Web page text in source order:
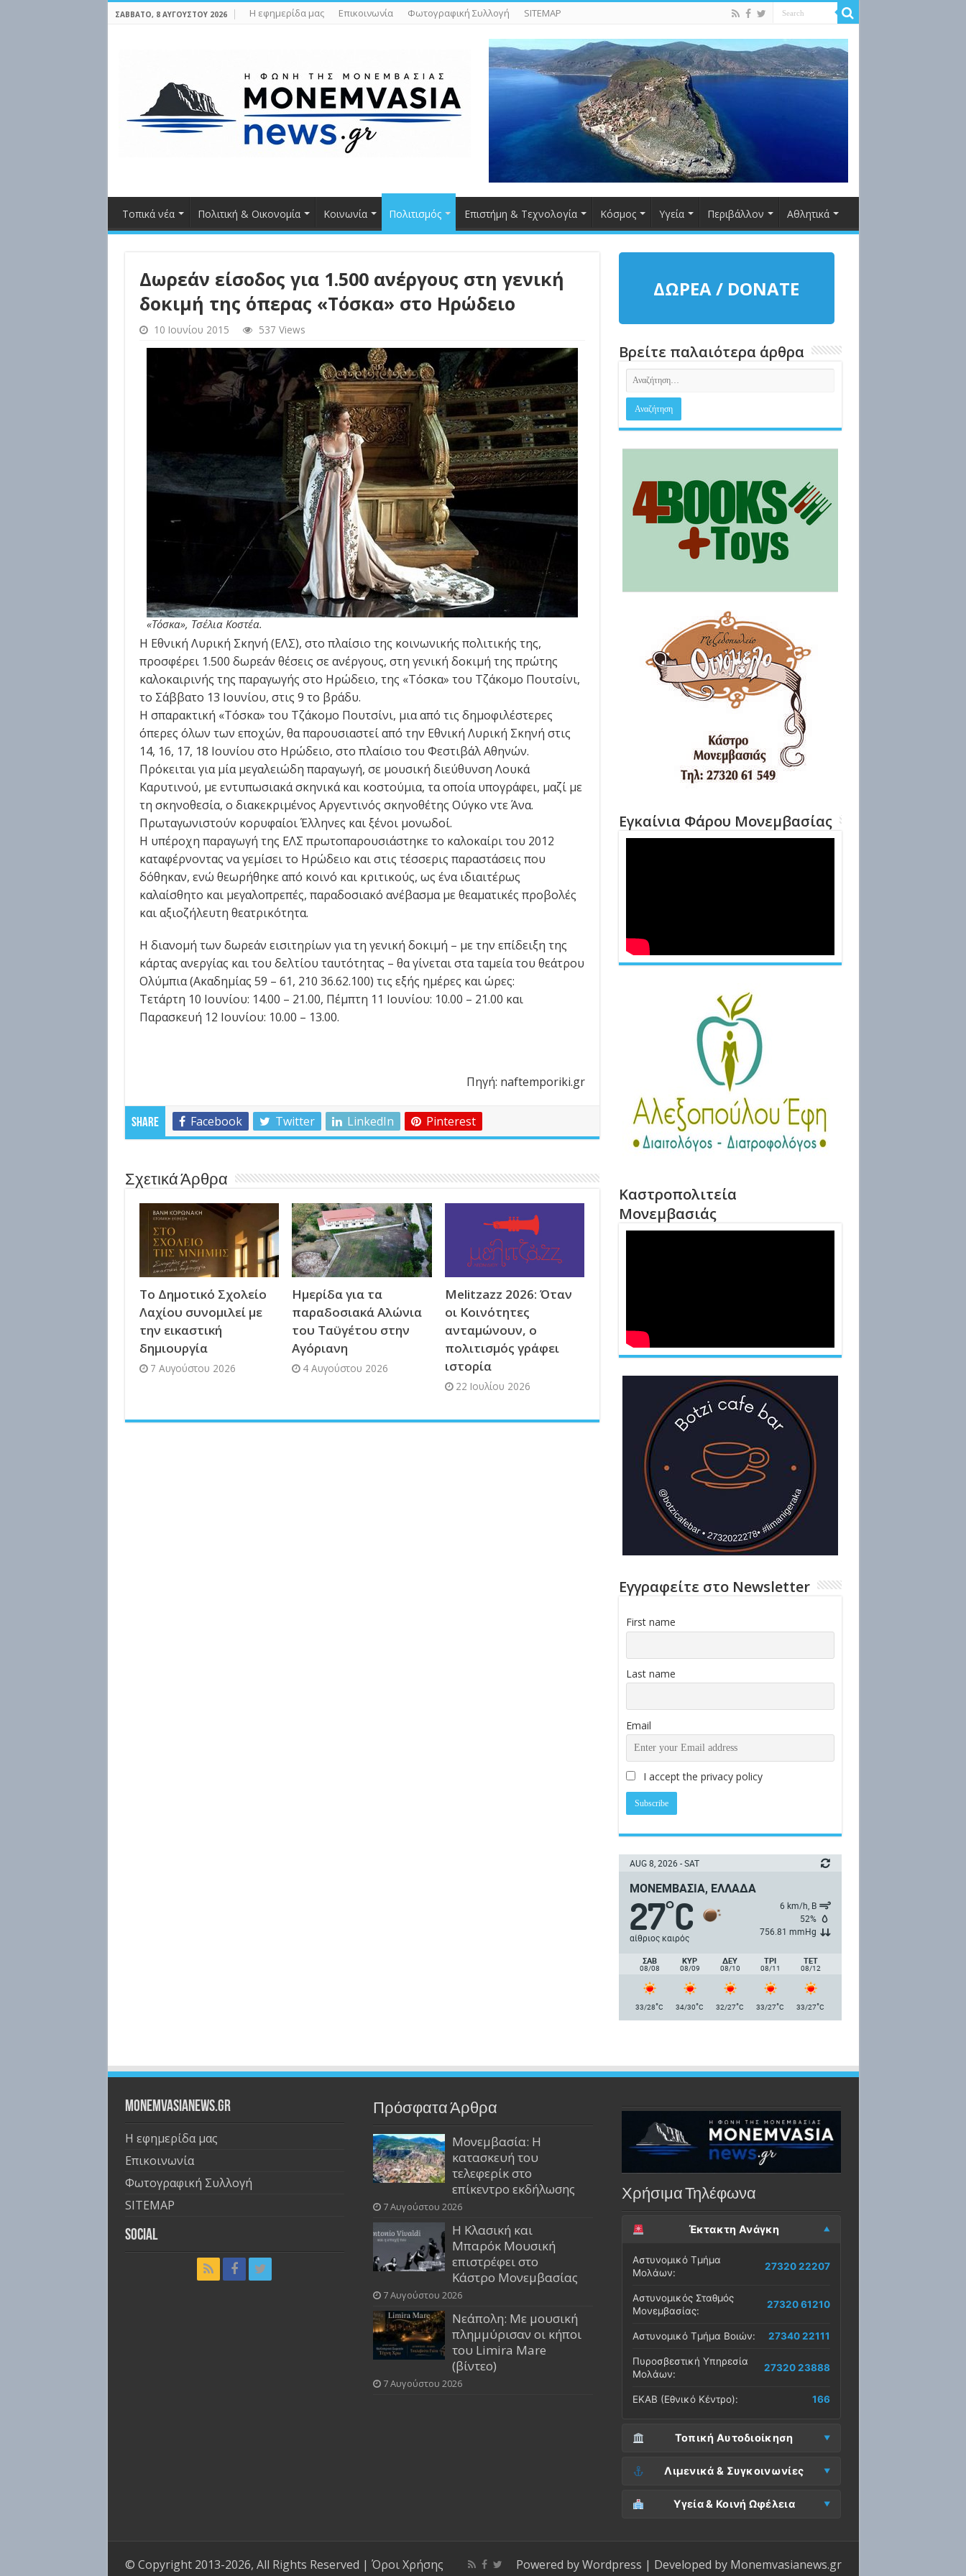
ΣΆΒΒΑΤΟ, 8 ΑΥΓΟΎΣΤΟΥ 2026 Η εφημερίδα μας Επικοινωνία Φωτογραφική Συλλογή SITEMAP
Τοπικά νέα Πολιτική & Οικονομία Κοινωνία Πολιτισμός Επιστήμη & Τεχνολογία Κόσμος Υγεία Περιβάλλον Αθλητικά
Δωρεάν είσοδος για 1.500 ανέργους στη γενική
δοκιμή της όπερας «Τόσκα» στο Ηρώδειο
10 Ιουνίου 2015 537 Views
«Τόσκα», Τσέλια Κοστέα.
H Εθνική Λυρική Σκηνή (ΕΛΣ), στο πλαίσιο της κοινωνικής πολιτικής της,
προσφέρει 1.500 δωρεάν θέσεις σε ανέργους, στη γενική δοκιμή της πρώτης
καλοκαιρινής της παραγωγής στο Ηρώδειο, της «Τόσκα» του Τζάκομο Πουτσίνι,
το Σάββατο 13 Ιουνίου, στις 9 το βράδυ.
Η σπαρακτική «Τόσκα» του Τζάκομο Πουτσίνι, μια από τις δημοφιλέστερες
όπερες όλων των εποχών, θα παρουσιαστεί από την Εθνική Λυρική Σκηνή στις
14, 16, 17, 18 Ιουνίου στο Ηρώδειο, στο πλαίσιο του Φεστιβάλ Αθηνών.
Πρόκειται για μία μεγαλειώδη παραγωγή, σε μουσική διεύθυνση Λουκά
Καρυτινού, με εντυπωσιακά σκηνικά και κοστούμια, τα οποία υπογράφει, μαζί με
τη σκηνοθεσία, ο διακεκριμένος Αργεντινός σκηνοθέτης Ούγκο ντε Άνα.
Πρωταγωνιστούν κορυφαίοι Έλληνες και ξένοι μονωδοί.
Η υπέροχη παραγωγή της ΕΛΣ πρωτοπαρουσιάστηκε το καλοκαίρι του 2012
καταφέρνοντας να γεμίσει το Ηρώδειο και στις τέσσερις παραστάσεις που
δόθηκαν, ενώ θεωρήθηκε από κοινό και κριτικούς, ως ένα ιδιαιτέρως
καλαίσθητο και μεγαλοπρεπές, παραδοσιακό ανέβασμα με θεαματικές προβολές
και αξιοζήλευτη θεατρικότητα.
Η διανομή των δωρεάν εισιτηρίων για τη γενική δοκιμή – με την επίδειξη της
κάρτας ανεργίας και του δελτίου ταυτότητας – θα γίνεται στα ταμεία του θεάτρου
Ολύμπια (Ακαδημίας 59 – 61, 210 36.62.100) τις εξής ημέρες και ώρες:
Τετάρτη 10 Ιουνίου: 14.00 – 21.00, Πέμπτη 11 Ιουνίου: 10.00 – 21.00 και
Παρασκευή 12 Ιουνίου: 10.00 – 13.00.
Πηγή: naftemporiki.gr
Share Facebook Twitter LinkedIn Pinterest
Σχετικά Άρθρα
Το Δημοτικό Σχολείο
Λαχίου συνομιλεί με
την εικαστική
δημιουργία
7 Αυγούστου 2026
Ημερίδα για τα
παραδοσιακά Αλώνια
του Ταϋγέτου στην
Αγόριανη
4 Αυγούστου 2026
Melitzazz 2026: Όταν
οι Κοινότητες
ανταμώνουν, ο
πολιτισμός γράφει
ιστορία
22 Ιουλίου 2026
ΔΩΡΕΑ / DONATE
Βρείτε παλαιότερα άρθρα
Εγκαίνια Φάρου Μονεμβασίας
Καστροπολιτεία
Μονεμβασιάς
Εγγραφείτε στο Newsletter
First name
Last name
Email
I accept the privacy policy
AUG 8, 2026 - SAT
ΜΟΝΕΜΒΑΣΙΆ, ΕΛΛΆΔΑ
27°C
αίθριος καιρός
6 km/h, Β
52%
756.81 mmHg
ΣΑΒ
08/08
ΚΥΡ
08/09
ΔΕΥ
08/10
ΤΡΙ
08/11
ΤΕΤ
08/12
33/28°C 34/30°C 32/27°C 33/27°C 33/27°C
Monemvasianews.gr
Η εφημερίδα μας
Επικοινωνία
Φωτογραφική Συλλογή
SITEMAP
Social
Πρόσφατα Άρθρα
Μονεμβασία: Η
κατασκευή του
τελεφερίκ στο
επίκεντρο εκδήλωσης
7 Αυγούστου 2026
Η Κλασική και
Μπαρόκ Μουσική
επιστρέφει στο
Κάστρο Μονεμβασίας
7 Αυγούστου 2026
Νεάπολη: Με μουσική
πλημμύρισαν οι κήποι
του Limira Mare
(βίντεο)
7 Αυγούστου 2026
Χρήσιμα Τηλέφωνα
Έκτακτη Ανάγκη
Αστυνομικό Τμήμα
Μολάων:
27320 22207
Αστυνομικός Σταθμός
Μονεμβασίας:
27320 61210
Αστυνομικό Τμήμα Βοιών: 27340 22111
Πυροσβεστική Υπηρεσία
Μολάων:
27320 23888
ΕΚΑΒ (Εθνικό Κέντρο): 166
Τοπική Αυτοδιοίκηση
Δήμος Μονεμβασίας
(Έδρα):
27323 60500
Δ.Ε. Μονεμβασίας
27323 60019
ΚΕΠ Μονεμβασίας: 27323 60031
Λιμενικά & Συγκοινωνίες
Λιμεναρχείο
Μονεμβασίας:
27320 61266
ΚΤΕΛ Λακωνίας (Σταθμός
Μολάων):
27320 22209
Υγεία & Κοινή Ωφέλεια
Powered byWordpress | Developed by Monemvasianews.gr
© Copyright 2013-2026, All Rights Reserved | Όροι Χρήσης